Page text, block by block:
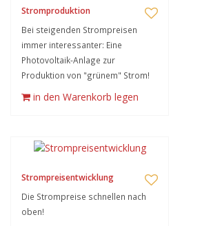
Stromproduktion
Bei steigenden Strompreisen
immer interessanter: Eine
Photovoltaik-Anlage zur
Produktion von "grünem" Strom!
in den Warenkorb legen
Strompreisentwicklung
Die Strompreise schnellen nach
oben!